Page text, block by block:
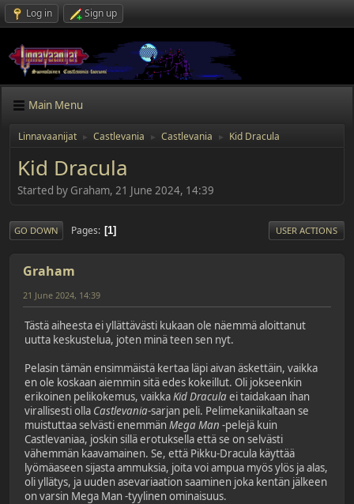
Log in Sign up
Main Menu
Linnavaanijat ► Castlevania ► Castlevania ► Kid Dracula
Kid Dracula
Started by Graham, 21 June 2024, 14:39
GO DOWN Pages 1 USER ACTIONS
Graham
21 June 2024, 14:39
Tästä aiheesta ei yllättävästi kukaan ole näemmä aloittanut
uutta keskustelua, joten minä teen sen nyt.
Pelasin tämän ensimmäistä kertaa läpi aivan äskettäin, vaikka
en ole koskaan aiemmin sitä edes kokeillut. Oli jokseenkin
erikoinen pelikokemus, vaikkaKid Draculaei taidakaan ihan
virallisesti olla Castlevania-sarjan peli. Pelimekaniikaltaan se
muistuttaa selvästi enemmänMega Man -pelejä kuin
Castlevaniaa, joskin sillä erotuksella että se on selvästi
vähemmän kaavamainen. Se, että Pikku-Dracula käyttää
lyömäaseen sijasta ammuksia, joita voi ampua myös ylös ja alas,
oli yllätys, ja uuden asevariaation saaminen joka kentän jälkeen
on varsin Mega Man -tyylinen ominaisuus.